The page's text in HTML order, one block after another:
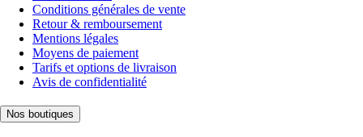
Conditions générales de vente
Retour & remboursement
Mentions légales
Moyens de paiement
Tarifs et options de livraison
Avis de confidentialité
Nos boutiques